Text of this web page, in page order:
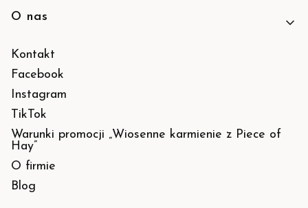
Linki w stopce
O nas
Kontakt
Facebook
Instagram
TikTok
Warunki promocji „Wiosenne karmienie z Piece of
Hay”
O firmie
Blog